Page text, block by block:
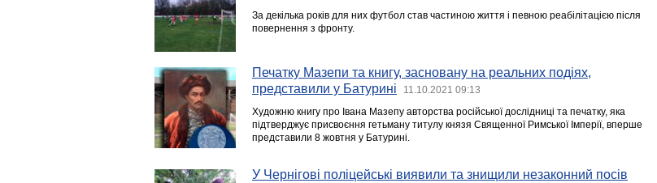
За декілька років для них футбол став частиною життя і певною реабілітацією після
повернення з фронту.
Печатку Мазепи та книгу, засновану на реальних подіях,
представили у Батурині
11.10.2021 09:13
Художню книгу про Івана Мазепу авторства російської дослідниці та печатку, яка
підтверджує присвоєння гетьману титулу князя Священної Римської Імперії, вперше
представили 8 жовтня у Батурині.
У Чернігові поліцейські виявили та знищили незаконний посів